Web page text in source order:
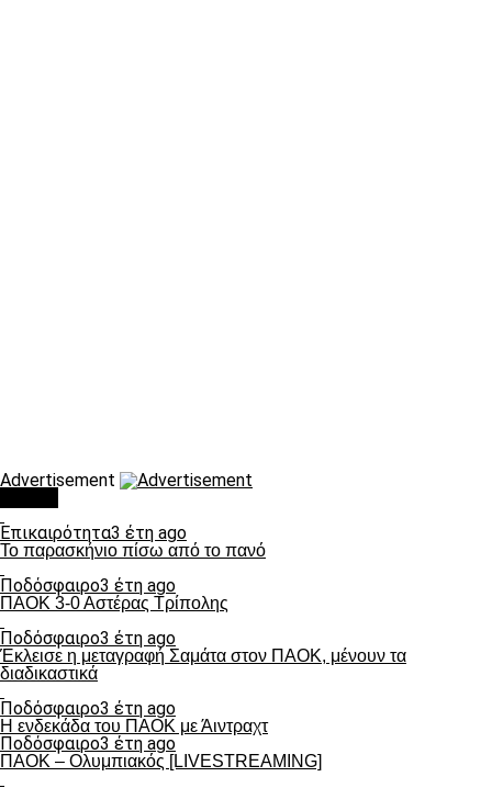
Advertisement
Επικαιρότητα3 έτη ago
Το παρασκήνιο πίσω από το πανό
Ποδόσφαιρο3 έτη ago
ΠΑΟΚ 3-0 Αστέρας Τρίπολης
Ποδόσφαιρο3 έτη ago
Έκλεισε η μεταγραφή Σαμάτα στον ΠΑΟΚ, μένουν τα
διαδικαστικά
Ποδόσφαιρο3 έτη ago
Η ενδεκάδα του ΠΑΟΚ με Άιντραχτ
Ποδόσφαιρο3 έτη ago
ΠΑΟΚ – Ολυμπιακός [LIVESTREAMING]